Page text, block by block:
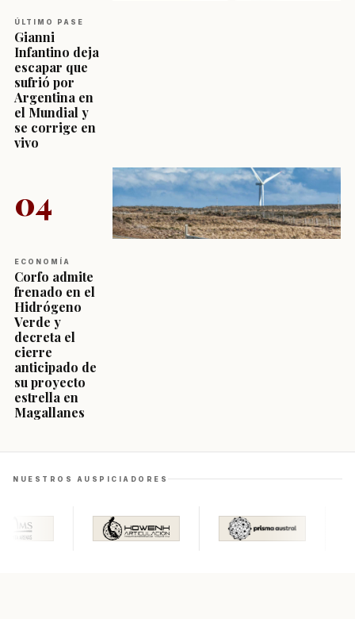
ÚLTIMO PASE
Gianni
Infantino deja
escapar que
sufrió por
Argentina en
el Mundial y
se corrige en
vivo
04
ECONOMÍA
Corfo admite
frenado en el
Hidrógeno
Verde y
decreta el
cierre
anticipado de
su proyecto
estrella en
Magallanes
NUESTROS AUSPICIADORES